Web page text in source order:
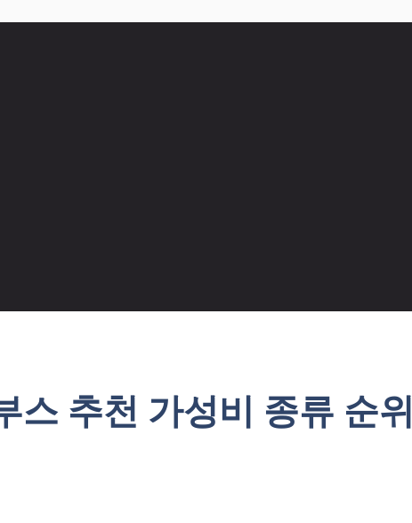
스 추천 가성비 종류 순위